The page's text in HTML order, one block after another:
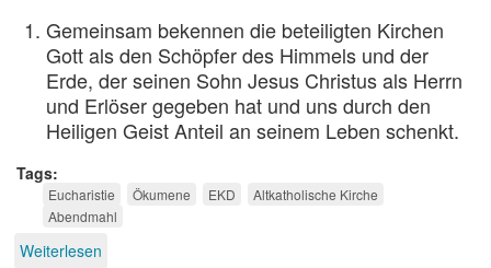
Gemeinsam bekennen die beteiligten Kirchen
Gott als den Schöpfer des Himmels und der
Erde, der seinen Sohn Jesus Christus als Herrn
und Erlöser gegeben hat und uns durch den
Heiligen Geist Anteil an seinem Leben schenkt.
Tags
Eucharistie Ökumene EKD
Altkatholische Kirche
Abendmahl
Weiterlesen